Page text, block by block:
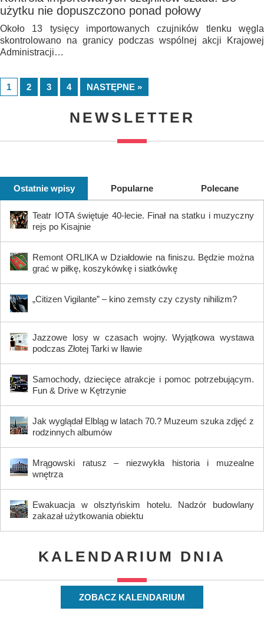
użytku nie dopuszczono ponad połowy
Około 13 tysięcy importowanych czujników tlenku węgla
skontrolowano na granicy podczas wspólnej akcji Krajowej
Administracji…
1 2 3 4 NASTĘPNE »
NEWSLETTER
Ostatnie wpisy Popularne Polecane
Teatr IOTA świętuje 40-lecie. Finał na statku i muzyczny
rejs po Kisajnie
Remont ORLIKA w Działdowie na finiszu. Będzie można
grać w piłkę, koszykówkę i siatkówkę
„Citizen Vigilante” – kino zemsty czy czysty nihilizm?
Jazzowe losy w czasach wojny. Wyjątkowa wystawa
podczas Złotej Tarki w Iławie
Samochody, dziecięce atrakcje i pomoc potrzebującym.
Fun & Drive w Kętrzynie
Jak wyglądał Elbląg w latach 70.? Muzeum szuka zdjęć z
rodzinnych albumów
Mrągowski ratusz – niezwykła historia i muzealne
wnętrza
Ewakuacja w olsztyńskim hotelu. Nadzór budowlany
zakazał użytkowania obiektu
KALENDARIUM DNIA
ZOBACZ KALENDARIUM